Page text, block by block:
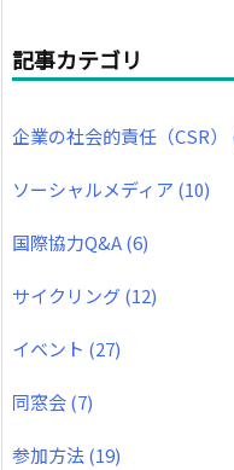
記事カテゴリ
企業の社会的責任（CSR）
ソーシャルメディア (10)
国際協力Q&A(6)
サイクリング(12)
イベント (27)
同窓会(7)
参加方法(19)